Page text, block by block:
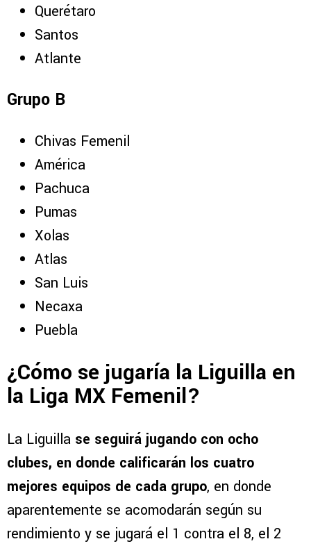
Querétaro
Santos
Atlante
Grupo B
Chivas Femenil
América
Pachuca
Pumas
Xolas
Atlas
San Luis
Necaxa
Puebla
¿Cómo se jugaría la Liguilla en
la Liga MX Femenil?
La Liguilla se seguirá jugando con ocho
clubes, en donde calificarán los cuatro
mejores equipos de cada grupo, en donde
aparentemente se acomodarán según su
rendimiento y se jugará el 1 contra el 8, el 2